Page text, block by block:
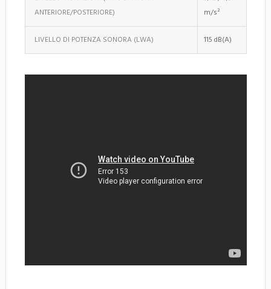
ANTERIORE/POSTERIORE)
m/s²
LIVELLO DI POTENZA SONORA (LWA) 115 dB(A)